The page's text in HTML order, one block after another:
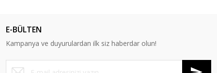
E-BÜLTEN
Kampanya ve duyurulardan ilk siz haberdar olun!